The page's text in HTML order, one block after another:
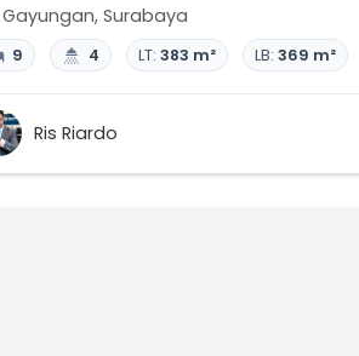
Gayungan, Surabaya
9 4 LT: 383 m² LB: 369 m²
Ris Riardo